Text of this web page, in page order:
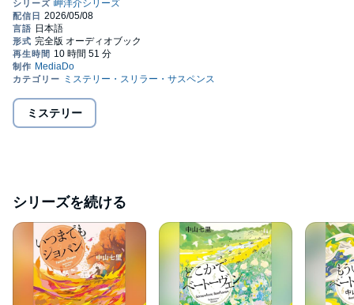
TAKARAJIMASHA,Inc. (P)2026 MEDIA DO Co.,Ltd.
ミステリー
シリーズを続ける